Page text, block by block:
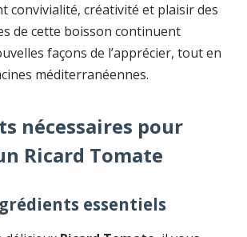
convivialité, créativité et plaisir des
de cette boisson continuent
façons de l’apprécier, tout en
méditerranéennes.
nécessaires pour
Ricard Tomate
essentiels